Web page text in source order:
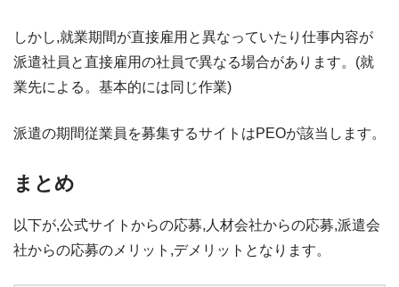
しかし,就業期間が直接雇用と異なっていたり仕事内容が
派遣社員と直接雇用の社員で異なる場合があります。(就
業先による。基本的には同じ作業)
派遣の期間従業員を募集するサイトはPEOが該当します。
まとめ
以下が,公式サイトからの応募,人材会社からの応募,派遣会
社からの応募のメリット,デメリットとなります。